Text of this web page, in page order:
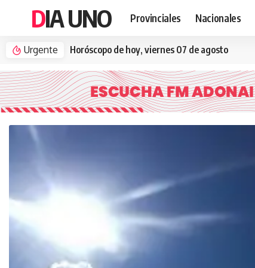
DIA UNO Provinciales Nacionales
Urgente Horóscopo de hoy, viernes 07 de agosto